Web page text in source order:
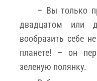
– Вы только
двадцатом или
вообразить себе
планете! – он
зеленую полянку.